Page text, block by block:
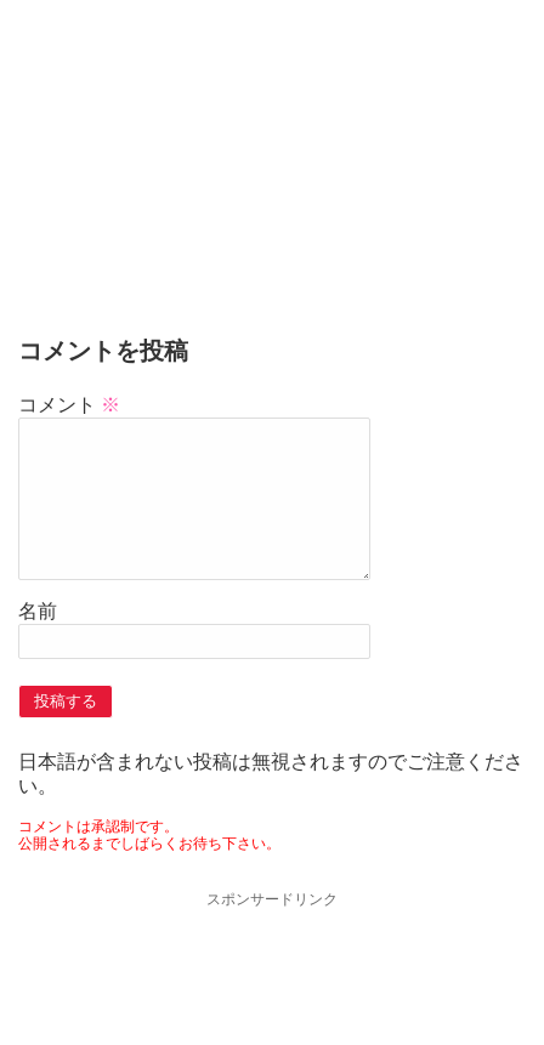
コメントを投稿
コメント ※
名前
日本語が含まれない投稿は無視されますのでご注意くださ
い。
コメントは承認制です。
公開されるまでしばらくお待ち下さい。
スポンサードリンク